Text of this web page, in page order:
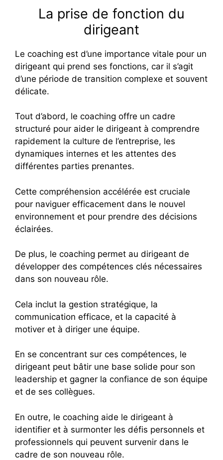
La prise de fonction du
dirigeant
Le coaching est d’une importance vitale pour un
dirigeant qui prend ses fonctions, car il s’agit
d’une période de transition complexe et souvent
délicate.
Tout d’abord, le coaching offre un cadre
structuré pour aider le dirigeant à comprendre
rapidement la culture de l’entreprise, les
dynamiques internes et les attentes des
différentes parties prenantes.
Cette compréhension accélérée est cruciale
pour naviguer efficacement dans le nouvel
environnement et pour prendre des décisions
éclairées.
De plus, le coaching permet au dirigeant de
développer des compétences clés nécessaires
dans son nouveau rôle.
Cela inclut la gestion stratégique, la
communication efficace, et la capacité à
motiver et à diriger une équipe.
En se concentrant sur ces compétences, le
dirigeant peut bâtir une base solide pour son
leadership et gagner la confiance de son équipe
et de ses collègues.
En outre, le coaching aide le dirigeant à
identifier et à surmonter les défis personnels et
professionnels qui peuvent survenir dans le
cadre de son nouveau rôle.